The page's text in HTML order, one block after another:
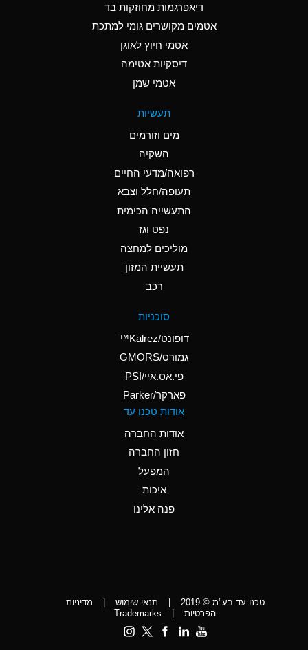
Ammonia Anhydrous
C
Ammonia Gas (cold)
A
Ammonia Gas (hot)
Ammonium Hydroxide
A
Ammonium Nitrate
Ammonium Nitrite
Ammonium Persulfate
Ammonium Phosphate
A
Ammonium Sulfate
*
Amyl Acetate (Banana
Aniline
D
Aniline Dyes
C
דיאפרגמות מחוזקות בד
אטמים מקושרים גומי למתכת
אטמי חיוץ לאוגן
דיסקיות אטימה
אטמי שמן
תעשיות
מים וזורמים
השקיה
רפואה/מדעי החיים
תעופה/חלל וצבא
התעשייה הכימית
נפט וגז
מוליכים למחצה
תעשיית המזון
רכב
סוכניות
דופונט/Kalrez™
גמורס/GMORS
פי.אס.איי/PSI
פארקר/Parker
אודות טכנו עד
אודות החברה
חזון החברה
המפעל
איכות
פנה אלינו
טכנו עד בע"מ © 2019 | תנאי שימוש |
מדיניות
הפרטיות
|
Trademarks